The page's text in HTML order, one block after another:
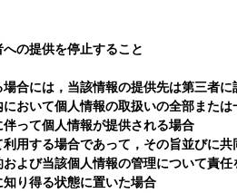
の提供を停止すること
合には，当該情報の提供先は第三者に
おいて個人情報の取扱いの全部また
って個人情報が提供される場合
用する場合であって，その旨並びに
よび当該個人情報の管理について責
り得る状態に置いた場合